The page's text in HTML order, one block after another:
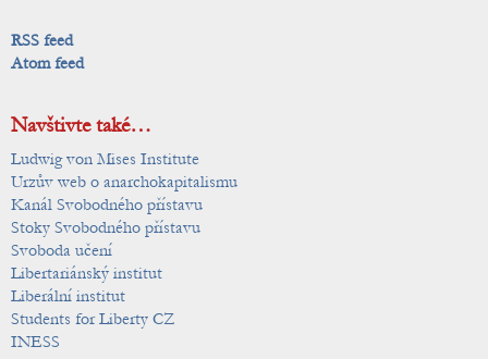
RSS feed
Atom feed
Navštivte také…
Ludwig von Mises Institute
Urzův web o anarchokapitalismu
Kanál Svobodného přístavu
Stoky Svobodného přístavu
Svoboda učení
Libertariánský institut
Liberální institut
Students for Liberty CZ
INESS